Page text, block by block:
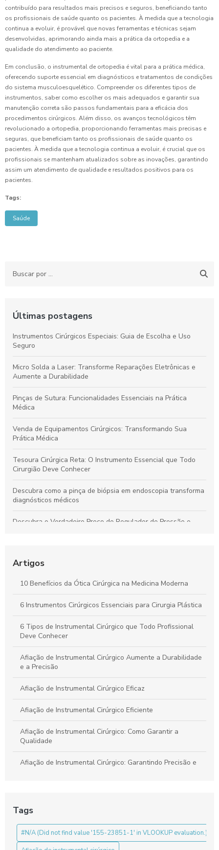
contribuído para resultados mais precisos e seguros, beneficiando tanto
os profissionais de saúde quanto os pacientes. À medida que a tecnologia
continua a evoluir, é provável que novas ferramentas e técnicas sejam
desenvolvidas, aprimorando ainda mais a prática da ortopedia e a
qualidade do atendimento ao paciente.
Em conclusão, o instrumental de ortopedia é vital para a prática médica,
oferecendo suporte essencial em diagnósticos e tratamentos de condições
do sistema musculoesquelético. Compreender os diferentes tipos de
instrumentos, saber como escolher os mais adequados e garantir sua
manutenção correta são passos fundamentais para a eficácia dos
procedimentos cirúrgicos. Além disso, os avanços tecnológicos têm
revolucionado a ortopedia, proporcionando ferramentas mais precisas e
seguras, que beneficiam tanto os profissionais de saúde quanto os
pacientes. À medida que a tecnologia continua a evoluir, é crucial que os
profissionais se mantenham atualizados sobre as inovações, garantindo
assim um atendimento de qualidade e resultados positivos para os
pacientes.
Tags:
Saúde
Últimas postagens
Instrumentos Cirúrgicos Especiais: Guia de Escolha e Uso
Seguro
Micro Solda a Laser: Transforme Reparações Eletrônicas e
Aumente a Durabilidade
Pinças de Sutura: Funcionalidades Essenciais na Prática
Médica
Venda de Equipamentos Cirúrgicos: Transformando Sua
Prática Médica
Tesoura Cirúrgica Reta: O Instrumento Essencial que Todo
Cirurgião Deve Conhecer
Descubra como a pinça de biópsia em endoscopia transforma
diagnósticos médicos
Descubra o Verdadeiro Preço do Regulador de Pressão e
procedimentos cirúrgicos
Descubra o Verdadeiro Preço da Tesoura Cirúrgica e Como
Escolher a Ideal
Kit Instrumental Cirúrgico: Tudo que Você Precisa Saber para
a Escolha Certa
Artigos
10 Benefícios da Ótica Cirúrgica na Medicina Moderna
6 Instrumentos Cirúrgicos Essenciais para Cirurgia Plástica
6 Tipos de Instrumental Cirúrgico que Todo Profissional
Deve Conhecer
Afiação de Instrumental Cirúrgico Aumente a Durabilidade
e a Precisão
Afiação de Instrumental Cirúrgico Eficaz
Afiação de Instrumental Cirúrgico Eficiente
Afiação de Instrumental Cirúrgico: Como Garantir a
Qualidade
Afiação de Instrumental Cirúrgico: Garantindo Precisão e
Benefícios da Pinça de Artroscopia
Benefícios do Ressectoscópio Bipolar para Cirurgias
Tags
#N/A (Did not find value '155-23851-1' in VLOOKUP evaluation.)